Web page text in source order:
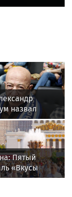
назвал
звездой
Пятый
«Вкусы
в